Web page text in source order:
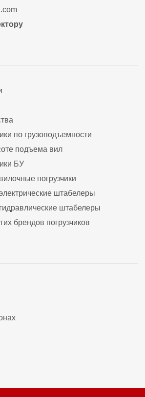
по грузоподъемности
подъема вил
БУ
погрузчики
штабелеры
штабелеры
брендов погрузчиков